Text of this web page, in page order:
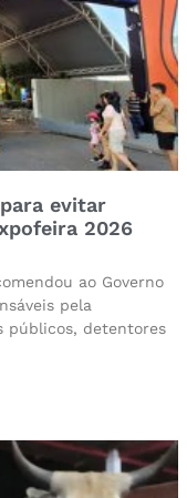
evitar
2026
ao Governo
pela
públicos, detentores